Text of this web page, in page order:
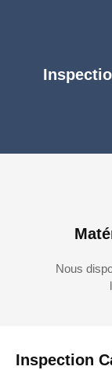
Inspection
Nous